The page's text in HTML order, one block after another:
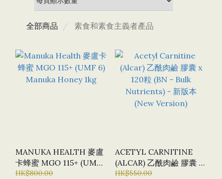
全部商品 素食和素食主義者產品
MANUKA HEALTH 麥盧
卡蜂蜜 MGO 115+ (UMF
6) MANUKA HONEY
HK$800.00
ACETYL CARNITINE
(ALCAR) 乙酰肉鹼 膠囊 X
120粒 (BN - BULK
HK$550.00